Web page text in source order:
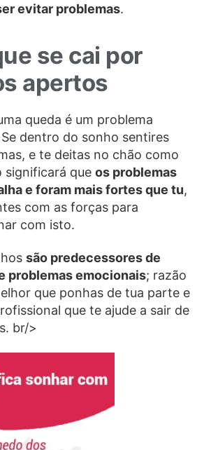
evitar problemas.
se cai por
apertos
queda é um problema
dentro do sonho sentires
e te deitas no chão como
significará que os problemas
e foram mais fortes que tu,
com as forças para
com isto.
são predecessores de
problemas emocionais; razão
que ponhas de tua parte e
que te ajude a sair de
br/>